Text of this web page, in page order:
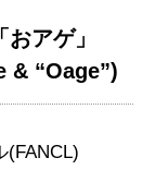
アゲ」
& “Oage”)
(FANCL)